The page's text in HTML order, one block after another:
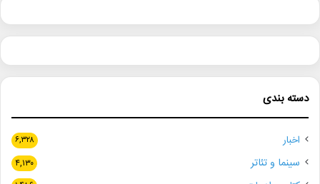
دسته بندی
اخبار ۶,۳۲۸
سینما و تئاتر ۴,۱۳۰